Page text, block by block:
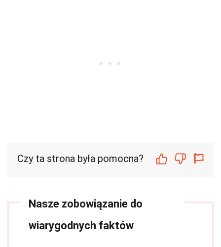
Czy ta strona była pomocna?
Nasze zobowiązanie do
wiarygodnych faktów